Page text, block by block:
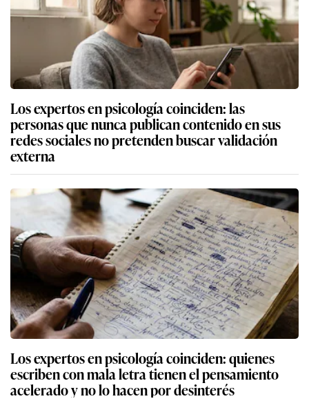
Los expertos en psicología coinciden: las
personas que nunca publican contenido en sus
redes sociales no pretenden buscar validación
externa
Los expertos en psicología coinciden: quienes
escriben con mala letra tienen el pensamiento
acelerado y no lo hacen por desinterés